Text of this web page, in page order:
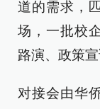
道的需求，
场，一批校
路演、政策
对接会由华